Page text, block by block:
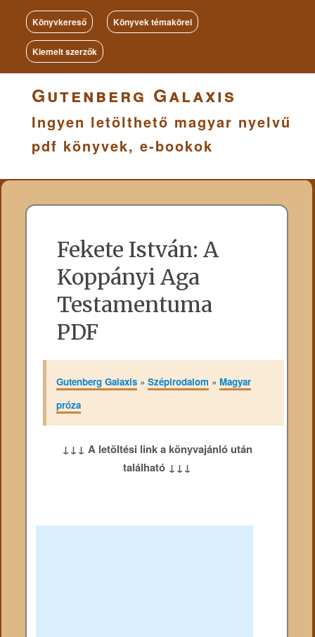
Könyvkereső Könyvek témakörei
Kiemelt szerzők
Gutenberg Galaxis
Ingyen letölthető magyar nyelvű
pdf könyvek, e-bookok
Fekete István: A
Koppányi Aga
Testamentuma
PDF
Gutenberg Galaxis» Szépirodalom » Magyar
próza
↓↓↓ A letöltési link a könyvajánló után
található ↓↓↓
Értesülj az új megjelenésekről s a népszerű,
ingyen eltölthető pdf könyvekről első kézből!